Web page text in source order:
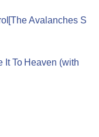
Avalanches S
It To Heaven (with